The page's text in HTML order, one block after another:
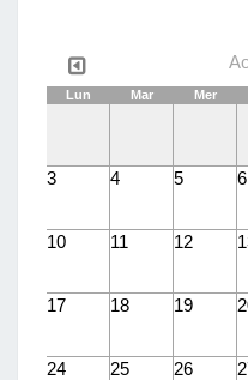
Lun Mar Mer
3 4 5 6
10 11 12
17 18 19
24 25 26